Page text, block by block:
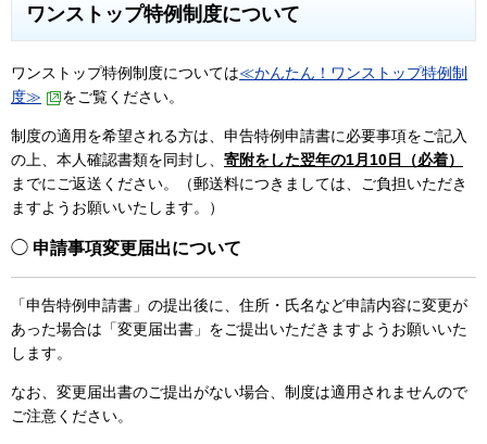
ワンストップ特例制度について
ワンストップ特例制度については≪かんたん！ワンストップ特例制
度≫
をご覧ください。
制度の適用を希望される方は、申告特例申請書に必要事項をご記入
の上、本人確認書類を同封し、 寄附をした翌年の1月10日（必着）
までにご返送ください。（郵送料につきましては、ご負担いただき
ますようお願いいたします。）
◯ 申請事項変更届出について
「申告特例申請書」の提出後に、住所・氏名など申請内容に変更が
あった場合は「変更届出書」をご提出いただきますようお願いいた
します。
なお、変更届出書のご提出がない場合、制度は適用されませんので
ご注意ください。